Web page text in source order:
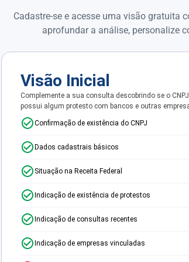
Cadastre-se e acesse uma visão gratuita
aprofundar a análise, personalize
Visão Inicial
Complemente a sua consulta descobrindo se o CNPJ
possui algum protesto com bancos e outras
Confirmação de existência do CNPJ
Dados cadastrais básicos
Situação na Receita Federal
Indicação de existência de protestos
Indicação de consultas recentes
Indicação de empresas vinculadas